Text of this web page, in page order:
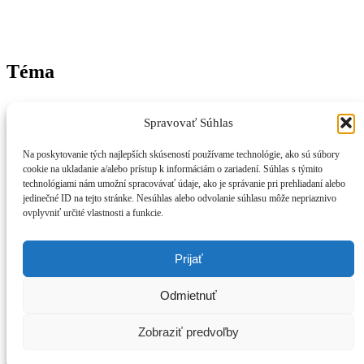
Spravovať Súhlas
Na poskytovanie tých najlepších skúseností používame technológie, ako sú súbory
cookie na ukladanie a/alebo prístup k informáciám o zariadení. Súhlas s týmito
technológiami nám umožní spracovávať údaje, ako je správanie pri prehliadaní alebo
jedinečné ID na tejto stránke. Nesúhlas alebo odvolanie súhlasu môže nepriaznivo
ovplyvniť určité vlastnosti a funkcie.
Prijať
Odmietnuť
Zobraziť predvoľby
Téma
život v regióne.
📞Kontakt
🧾Právne informácie
🔒Ochrana osobných údajov
chránený autorským právom – akékoľvek použitie je možné len so
Správy z Trenčína a krajaTheme: Adore News